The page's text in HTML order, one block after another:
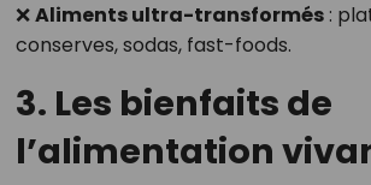
❌Aliments ultra-transformés:
conserves, sodas, fast-foods.
3. Les bienfaits de
l’alimentation